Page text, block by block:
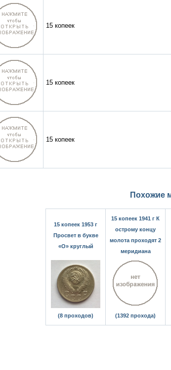
15 копеек
15 копеек
15 копеек
Похожие
15 копеек 1953 г
Просвет в букве
«О» круглый
(8 проходов)
15 копеек 1941 г К
острому концу
молота проходят 2
меридиана
(1392 прохода)